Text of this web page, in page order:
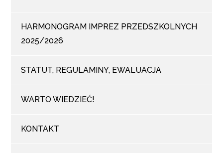
HARMONOGRAM IMPREZ PRZEDSZKOLNYCH
2025/2026
STATUT, REGULAMINY, EWALUACJA
WARTO WIEDZIEĆ!
KONTAKT